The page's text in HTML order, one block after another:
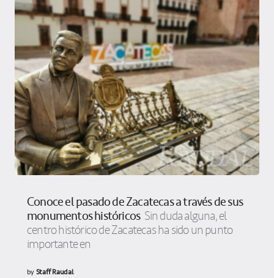
Conoce el pasado de Zacatecas a través de sus
monumentos históricos Sin duda alguna, el
centro histórico de Zacatecas ha sido un punto
importante en
byStaff Raudal